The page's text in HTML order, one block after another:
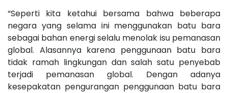
“Seperti kita ketahui bersama bahwa beberapa
negara yang selama ini menggunakan batu bara
sebagai bahan energi selalu menolak isu pemanasan
global. Alasannya karena penggunaan batu bara
tidak ramah lingkungan dan salah satu penyebab
terjadi pemanasan global. Dengan adanya
kesepakatan pengurangan penggunaan batu bara